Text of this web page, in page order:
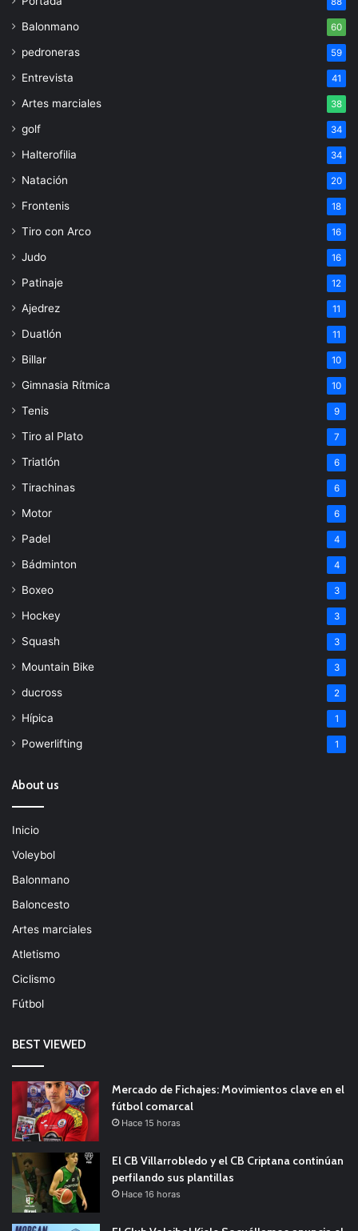
Balonmano 60
pedroneras 59
Entrevista 41
Artes marciales 38
golf 34
Halterofilia 34
Natación 20
Frontenis 18
Tiro con Arco 16
Judo 16
Patinaje 12
Ajedrez 11
Duatlón 11
Billar 10
Gimnasia Rítmica 10
Tenis 9
Tiro al Plato 7
Triatlón 6
Tirachinas 6
Motor 6
Padel 4
Bádminton 4
Boxeo 3
Hockey 3
Squash 3
Mountain Bike 3
ducross 2
Hípica 1
Powerlifting 1
About us
Inicio
Voleybol
Balonmano
Baloncesto
Artes marciales
Atletismo
Ciclismo
Fútbol
BEST VIEWED
Mercado de Fichajes: Movimientos clave en el
fútbol comarcal
Hace 15 horas
El CB Villarrobledo y el CB Criptana continúan
perfilando sus plantillas
Hace 16 horas